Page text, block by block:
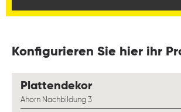
Konfigurieren Sie hier ihr
Plattendekorauswählen
Ahorn Nachbildung 3